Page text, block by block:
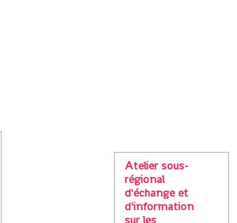
Atelier sous-
régional
d'échange et
d'information
sur les